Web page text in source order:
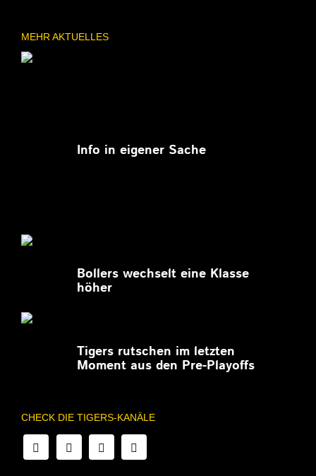
MEHR AKTUELLES
Info in eigener Sache
Bollers wechselt eine Klasse
höher
Tigers rutschen im letzten
Moment aus den Pre-Playoffs
CHECK DIE TIGERS-KANÄLE